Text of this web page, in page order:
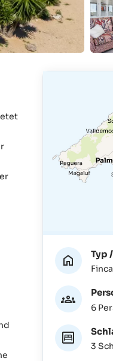
Typ
6
3